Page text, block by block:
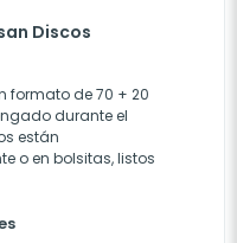
Discos
formato de 70 + 20
durante el
están
o en bolsitas, listos